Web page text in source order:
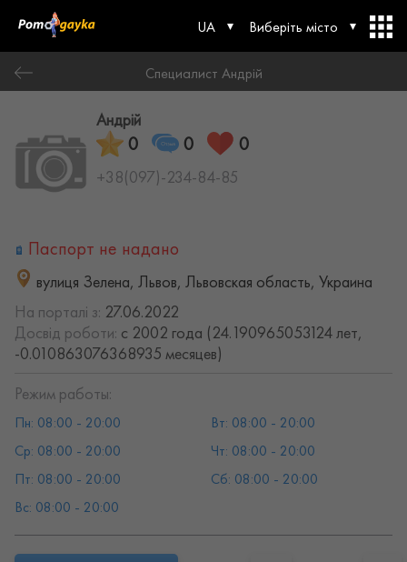
UA Виберіть місто
Специалист Андрій
Андрій
0 0 0
+38(097)-234-84-85
Паспорт не надано
вулиця Зелена, Львов, Львовская область, Украина
На порталі з: 27.06.2022
Досвід роботи: с 2002 года (24.190965053124 лет,
-0.010863076368935 месяцев)
Режим работы:
Пн: 08:00 - 20:00
Вт: 08:00 - 20:00
Ср: 08:00 - 20:00
Чт: 08:00 - 20:00
Пт: 08:00 - 20:00
Сб: 08:00 - 20:00
Вс: 08:00 - 20:00